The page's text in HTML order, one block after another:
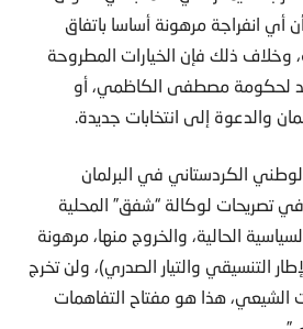
أي انفراجة مرهونة أساسا باتفاق
وخلاف ذلك فإن الخيارات المطروحة
لحكومة مصطفى الكاظمي، أو
والدعوة إلى انتخابات جديدة.
الكردستاني في البرلمان
تصريحات لوكالة “شفق” المحلية
الحالية، والخروج منها، مرهونة
التنسيقي والتيار الصدري)، ولن تخرج
الشيعي، هذا هو مفتاح التفاهمات